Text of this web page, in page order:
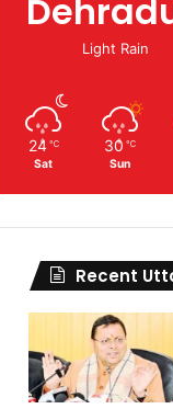
Light Rain
24 ℃
Sat
30 ℃
Sun
Recent